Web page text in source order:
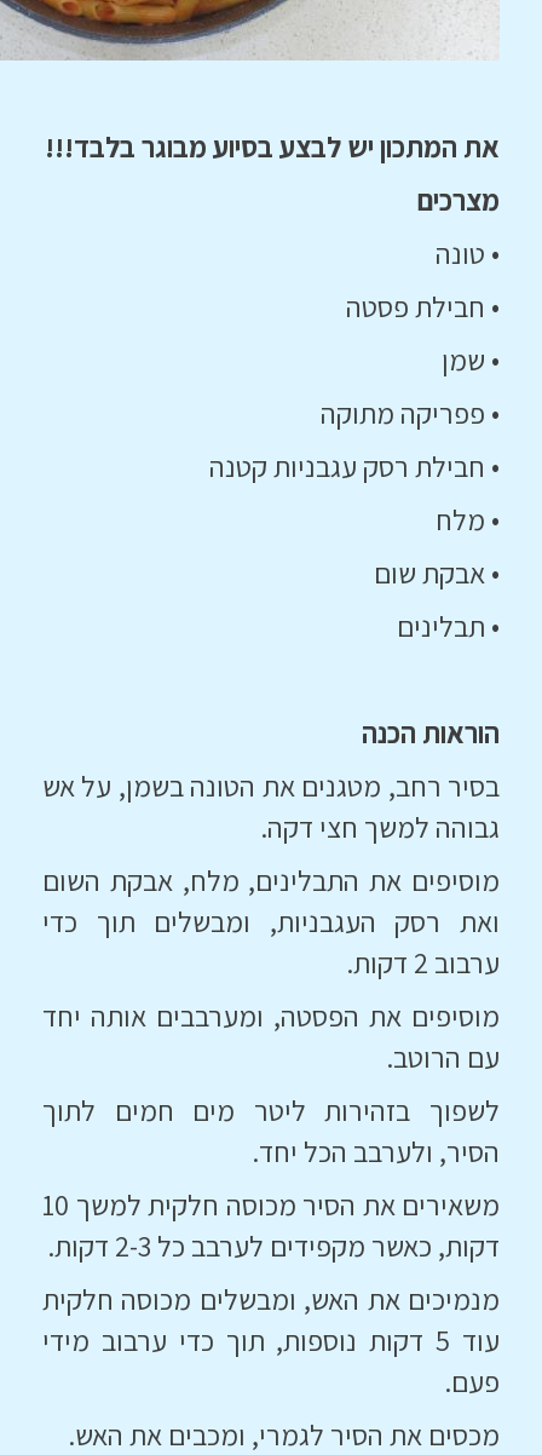
את המתכון יש לבצע בסיוע מבוגר בלבד!!!
מצרכים
• טונה
• חבילת פסטה
• שמן
• פפריקה מתוקה
• חבילת רסק עגבניות קטנה
• מלח
• אבקת שום
• תבלינים
הוראות הכנה
בסיר רחב, מטגנים את הטונה בשמן, על אש
גבוהה למשך חצי דקה.
מוסיפים את התבלינים, מלח, אבקת השום
ואת רסק העגבניות, ומבשלים תוך כדי
ערבוב 2 דקות.
מוסיפים את הפסטה, ומערבבים אותה יחד
עם הרוטב.
לשפוך בזהירות ליטר מים חמים לתוך
הסיר, ולערבב הכל יחד.
משאירים את הסיר מכוסה חלקית למשך 10
דקות, כאשר מקפידים לערבב כל 2-3 דקות.
מנמיכים את האש, ומבשלים מכוסה חלקית
עוד 5 דקות נוספות, תוך כדי ערבוב מידי
פעם.
מכסים את הסיר לגמרי, ומכבים את האש.